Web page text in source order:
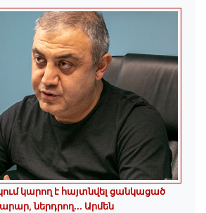
կարող է հայտնվել ցանկացած
ներդրող.․․ Արմեն